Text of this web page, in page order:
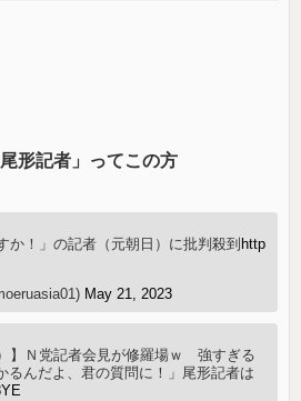
者」ってこの方
か！」の記者（元朝日）に批判殺到 http
May 21, 2023
】Ｎ党記者会見が修羅場ｗ 強すぎる
るんだよ、君の質問に！」尾形記者は